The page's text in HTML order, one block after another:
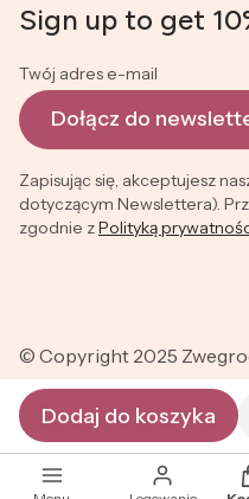
Sign up to get
Twój adres e-mail
Dołącz do
Zapisując się, akceptujesz
dotyczącym Newslettera).
zgodnie zPolityką
© Copyright 2025
Sklep
Dodaj do koszyka